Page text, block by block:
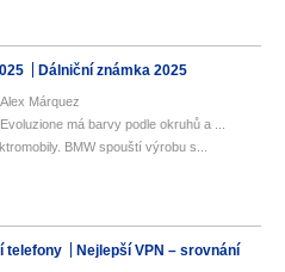
Dálniční známka 2025
Márquez
má barvy podle okruhů a ...
BMW spouští výrobu s...
telefony Nejlepší VPN – srovnání